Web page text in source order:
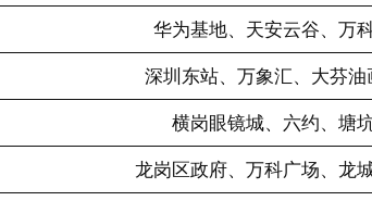
华为基地、天安云谷、万
深圳东站、万象汇、大芬油
横岗眼镜城、六约、塘
龙岗区政府、万科广场、龙